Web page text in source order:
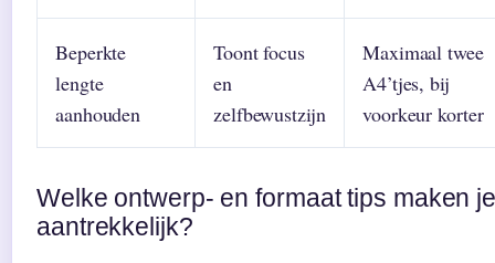
Beperkte
lengte
aanhouden
Toont focus
en
zelfbewustzijn
Maximaal twee
A4’tjes, bij
voorkeur korter
Welke ontwerp- en formaat tips maken
aantrekkelijk?